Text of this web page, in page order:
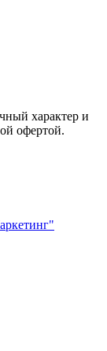
характер и
офертой.